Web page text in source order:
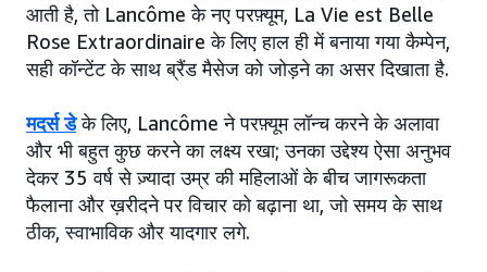
आती है, तो Lancôme के नए परफ़्यूम, La Vie est Belle
Rose Extraordinaire के लिए हाल ही में बनाया गया कैम्पेन,
सही कॉन्टेंट के साथ ब्रैंड मैसेज को जोड़ने का असर दिखाता है.
मदर्स डेके लिए, Lancôme ने परफ़्यूम लॉन्च करने के अलावा
और भी बहुत कुछ करने का लक्ष्य रखा; उनका उद्देश्य ऐसा अनुभव
देकर 35 वर्ष से ज़्यादा उम्र की महिलाओं के बीच जागरूकता
फैलाना और ख़रीदने पर विचार को बढ़ाना था, जो समय के साथ
ठीक, स्वाभाविक और यादगार लगे.